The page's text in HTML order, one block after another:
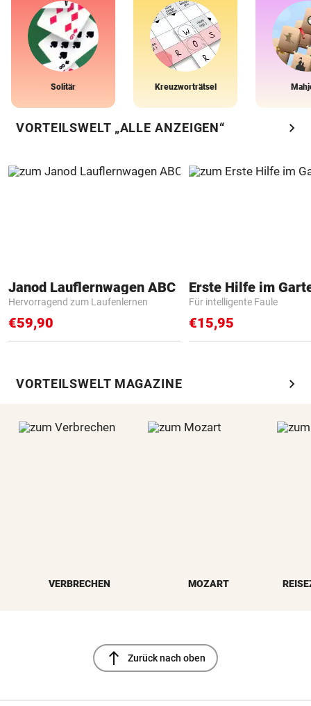
Solitär Kreuzworträtsel
VORTEILSWELT „ALLE ANZEIGEN“ chevron_right
Janod Lauflernwagen ABC
Hervorragend zum Laufenlernen
€59,90
Erste Hilfe im
Für intelligente Faule
€15,95
VORTEILSWELT MAGAZINE chevron_right
VERBRECHEN MOZART
north Zurück nach oben